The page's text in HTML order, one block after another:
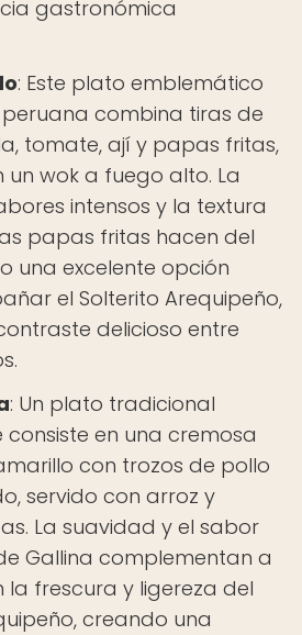
gastronómica
: Este plato emblemático
combina tiras de
tomate, ají y papas fritas,
wok a fuego alto. La
intensos y la textura
papas fritas hacen del
una excelente opción
el Solterito Arequipeño,
delicioso entre
: Un plato tradicional
en una cremosa
con trozos de pollo
servido con arroz y
La suavidad y el sabor
Gallina complementan a
la frescura y ligereza del
creando una